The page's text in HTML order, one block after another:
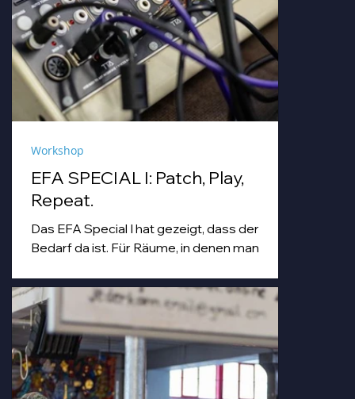
EFA SPECIAL I: Patch, Play,
Repeat.
Das EFA Special I hat gezeigt, dass der
Bedarf da ist. Für Räume, in denen man
Workshop, Begegnung und Musik unter
einem Dach zusammenbringen.
Workshop